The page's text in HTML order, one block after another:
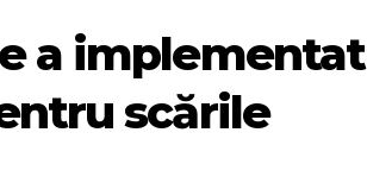
a implementat
scările